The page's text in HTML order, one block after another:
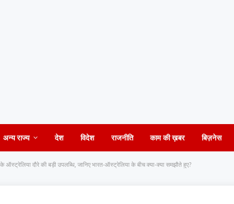
अन्य राज्य देश विदेश राजनीति काम की ख़बर बिज़नेस
के ऑस्ट्रेलिया दौरे की बड़ी उपलब्धि, जानिए भारत-ऑस्ट्रेलिया के बीच क्या-क्या समझौते हुए?